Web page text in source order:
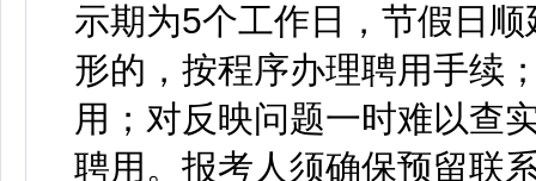
示期为5个工作日，节假日
形的，按程序办理聘用手续
用；对反映问题一时难以查
聘用。报考人须确保预留联